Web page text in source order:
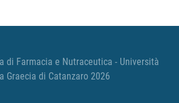
di Farmacia e Nutraceutica - Università
Graecia di Catanzaro 2026